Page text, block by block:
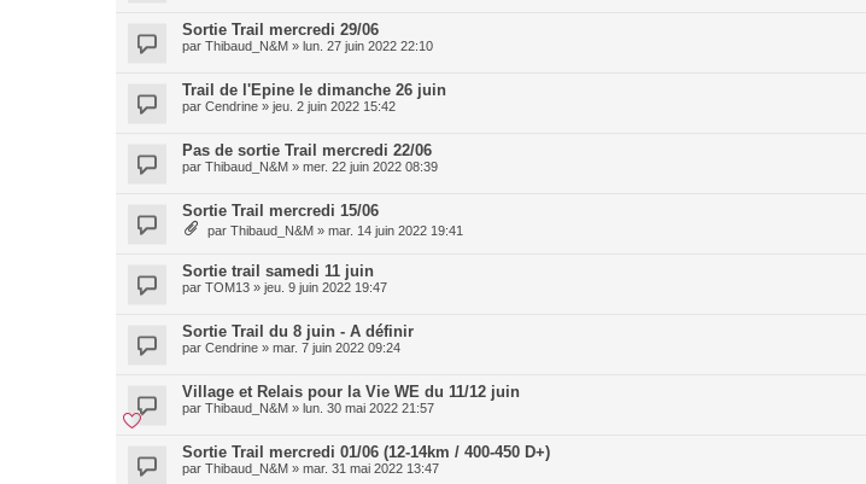
Sortie Trail mercredi 29/06
par Thibaud_N&M » lun. 27 juin 2022 22:10
Trail de l'Epine le dimanche 26 juin
par Cendrine » jeu. 2 juin 2022 15:42
Pas de sortie Trail mercredi 22/06
par Thibaud_N&M » mer. 22 juin 2022 08:39
Sortie Trail mercredi 15/06
par Thibaud_N&M » mar. 14 juin 2022 19:41
Sortie trail samedi 11 juin
par TOM13 » jeu. 9 juin 2022 19:47
Sortie Trail du 8 juin - A définir
par Cendrine » mar. 7 juin 2022 09:24
Village et Relais pour la Vie WE du 11/12 juin
par Thibaud_N&M » lun. 30 mai 2022 21:57
Sortie Trail mercredi 01/06 (12-14km / 400-450 D+)
par Thibaud_N&M » mar. 31 mai 2022 13:47